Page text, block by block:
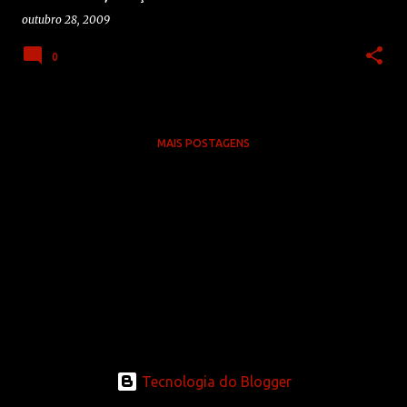
outubro 28, 2009
0
MAIS POSTAGENS
Tecnologia do Blogger